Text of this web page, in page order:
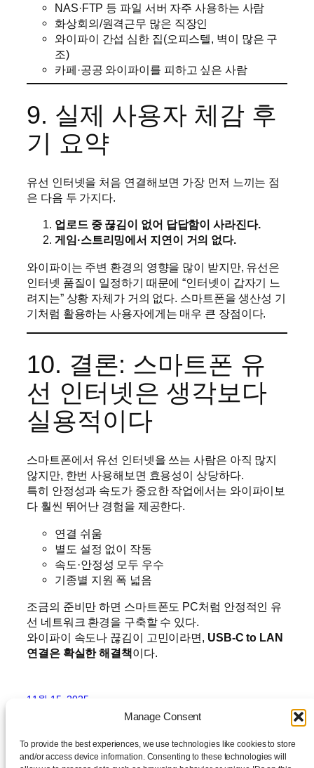
Manage Consent
To provide the best experiences, we use technologies like cookies to store
and/or access device information. Consenting to these technologies will
NAS·FTP 등 파일 서버 자주 사용하는 사람
화상회의/원격근무 많은 직장인
와이파이 간섭 심한 집(오피스텔, 벽이 많은 구
조)
카페·공공 와이파이를 피하고 싶은 사람
9. 실제 사용자 체감 후
기 요약
유선 인터넷을 처음 연결해보면 가장 먼저 느끼는 점
은 다음 두 가지다.
업로드 중 끊김이 없어 답답함이 사라진다.
게임·스트리밍에서 지연이 거의 없다.
와이파이는 주변 환경의 영향을 많이 받지만, 유선은
인터넷 품질이 일정하기 때문에 “인터넷이 갑자기 느
려지는” 상황 자체가 거의 없다. 스마트폰을 생산성 기
기처럼 활용하는 사용자에게는 매우 큰 장점이다.
10. 결론: 스마트폰 유
선 인터넷은 생각보다
실용적이다
스마트폰에서 유선 인터넷을 쓰는 사람은 아직 많지
않지만, 한번 사용해보면 효용성이 상당하다.
특히 안정성과 속도가 중요한 작업에서는 와이파이보
다 훨씬 뛰어난 경험을 제공한다.
연결 쉬움
별도 설정 없이 작동
속도·안정성 모두 우수
기종별 지원 폭 넓음
조금의 준비만 하면 스마트폰도 PC처럼 안정적인 유
선 네트워크 환경을 구축할 수 있다.
와이파이 속도나 끊김이 고민이라면, USB-C to LAN
연결은 확실한 해결책이다.
11월 15, 2025